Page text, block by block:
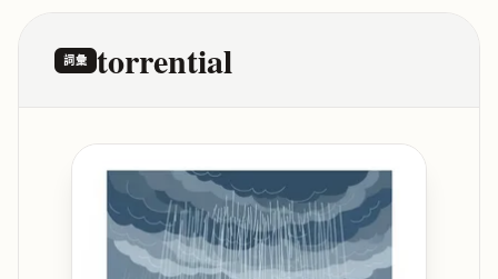
詞彙 torrential